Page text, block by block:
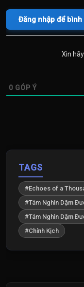
Đăng nhập để bình
Xin
0 GÓP Ý
TAGS
#Echoes of a
#Tám Nghìn Dặm
#Tám Nghìn Dặm
#Chính Kịch